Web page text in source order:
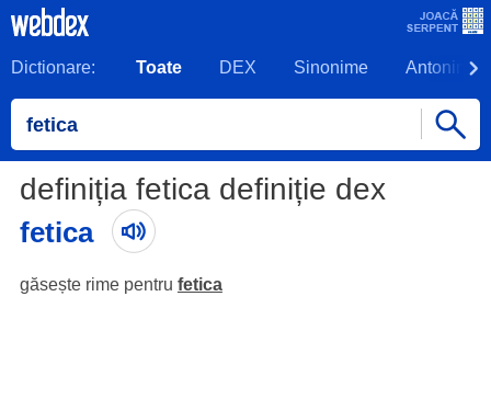
Dictionare: Toate DEX Sinonime Antonime
definiția fetica definiție dex
fetica
găsește rime pentru fetica